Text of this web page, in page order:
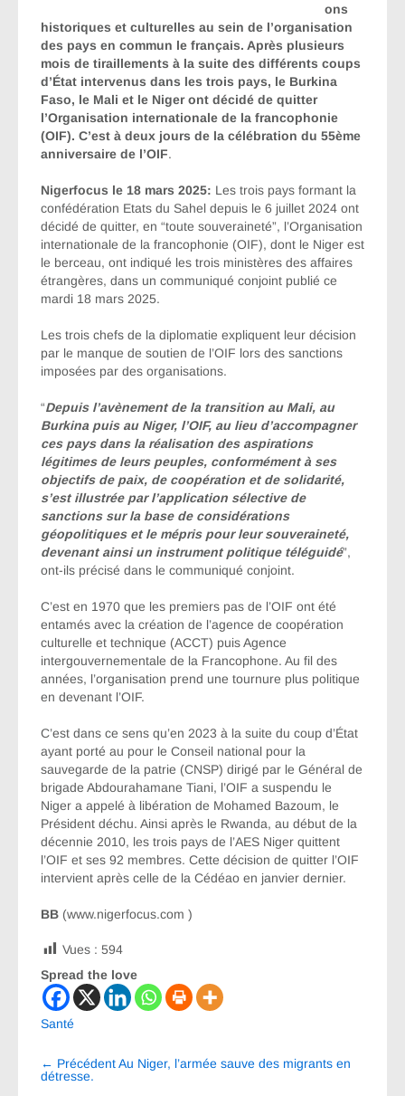
ons
historiques et culturelles au sein de l’organisation
des pays en commun le français. Après plusieurs
mois de tiraillements à la suite des différents coups
d’État intervenus dans les trois pays, le Burkina
Faso, le Mali et le Niger ont décidé de quitter
l’Organisation internationale de la francophonie
(OIF). C’est à deux jours de la célébration du 55ème
anniversaire de l’OIF.
Nigerfocus le 18 mars 2025: Les trois pays formant la
confédération Etats du Sahel depuis le 6 juillet 2024 ont
décidé de quitter, en “toute souveraineté”, l’Organisation
internationale de la francophonie (OIF), dont le Niger est
le berceau, ont indiqué les trois ministères des affaires
étrangères, dans un communiqué conjoint publié ce
mardi 18 mars 2025.
Les trois chefs de la diplomatie expliquent leur décision
par le manque de soutien de l’OIF lors des sanctions
imposées par des organisations.
“Depuis l’avènement de la transition au Mali, au
Burkina puis au Niger, l’OIF, au lieu d’accompagner
ces pays dans la réalisation des aspirations
légitimes de leurs peuples, conformément à ses
objectifs de paix, de coopération et de solidarité,
s’est illustrée par l’application sélective de
sanctions sur la base de considérations
géopolitiques et le mépris pour leur souveraineté,
devenant ainsi un instrument politique téléguidé”,
ont-ils précisé dans le communiqué conjoint.
C’est en 1970 que les premiers pas de l’OIF ont été
entamés avec la création de l’agence de coopération
culturelle et technique (ACCT) puis Agence
intergouvernementale de la Francophone. Au fil des
années, l’organisation prend une tournure plus politique
en devenant l’OIF.
C’est dans ce sens qu’en 2023 à la suite du coup d’État
ayant porté au pour le Conseil national pour la
sauvegarde de la patrie (CNSP) dirigé par le Général de
brigade Abdourahamane Tiani, l’OIF a suspendu le
Niger a appelé à libération de Mohamed Bazoum, le
Président déchu. Ainsi après le Rwanda, au début de la
décennie 2010, les trois pays de l’AES Niger quittent
l’OIF et ses 92 membres. Cette décision de quitter l’OIF
intervient après celle de la Cédéao en janvier dernier.
BB (www.nigerfocus.com )
Vues : 594
Spread the love
Santé
Navigation
entre
← PrécédentAu Niger, l’armée sauve des migrants en
détresse.